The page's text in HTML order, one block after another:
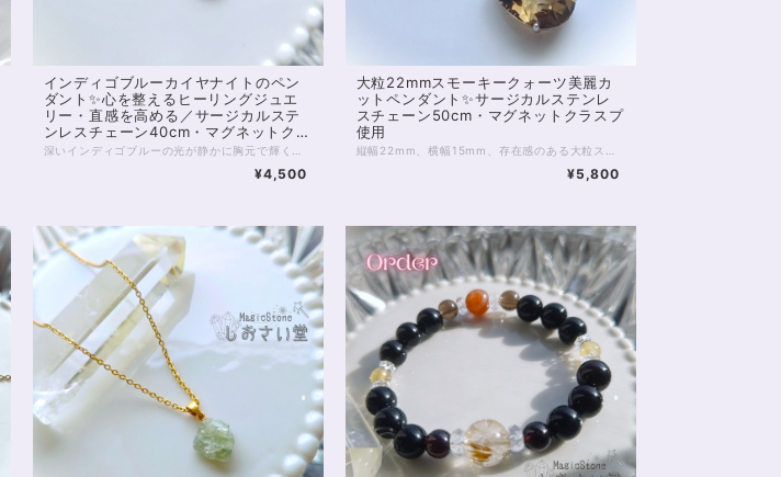
インディゴブルーカイヤナイトのペン
ダント✨心を整えるヒーリングジュエ
リー・直感を高める／サージカルステ
ンレスチェーン40cm・マグネットクラ
スプ使用
¥4,500
大粒22mmスモーキークォーツ美麗カ
ットペンダント✨サージカルステンレ
スチェーン50cm・マグネットクラスプ
使用
¥5,800